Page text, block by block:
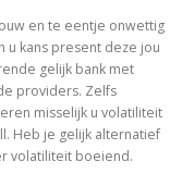
en te eentje onwettig
u kans present deze jou
gelijk bank met
providers. Zelfs
misselijk u volatiliteit
Heb je gelijk alternatief
volatiliteit boeiend.